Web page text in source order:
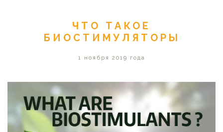
ЧТО ТАКОЕ
БИОСТИМУЛЯТОРЫ
1 ноября 2019 года